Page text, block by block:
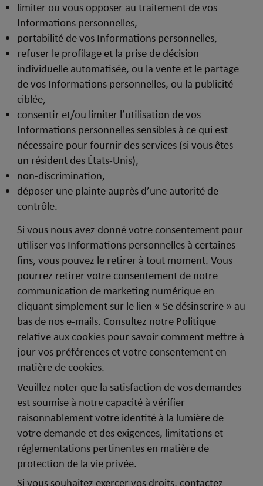
limiter ou vous opposer au traitement de vos
Informations personnelles,
portabilité de vos Informations personnelles,
refuser le profilage et la prise de décision
individuelle automatisée, ou la vente et le partage
de vos Informations personnelles, ou la publicité
ciblée,
consentir et/ou limiter l’utilisation de vos
Informations personnelles sensibles à ce qui est
nécessaire pour fournir des services (si vous êtes
un résident des États-Unis),
non-discrimination,
déposer une plainte auprès d’une autorité de
contrôle.
Si vous nous avez donné votre consentement pour
utiliser vos Informations personnelles à certaines
fins, vous pouvez le retirer à tout moment. Vous
pourrez retirer votre consentement de notre
communication de marketing numérique en
cliquant simplement sur le lien « Se désinscrire » au
bas de nos e-mails. Consultez notre Politique
relative aux cookies pour savoir comment mettre à
jour vos préférences et votre consentement en
matière de cookies.
Veuillez noter que la satisfaction de vos demandes
est soumise à notre capacité à vérifier
raisonnablement votre identité à la lumière de
votre demande et des exigences, limitations et
réglementations pertinentes en matière de
protection de la vie privée.
Si vous souhaitez exercer vos droits, contactez-